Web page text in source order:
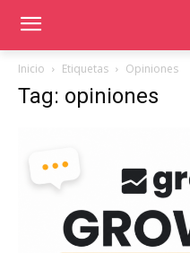
Inicio Etiquetas Opiniones
Tag: opiniones